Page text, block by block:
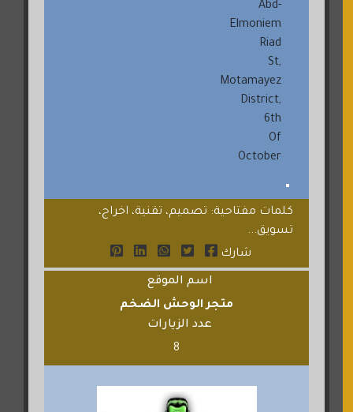
Abd-
Elmoniem
Riad
St,
Motamayez
District,
6th
Of
October
كلمات مفتاحية: تصميم، تقنية، اخراج،
تسويق...
شارك
اسم الموقع
متجر الوحش الضخم
عدد الزيارات
8